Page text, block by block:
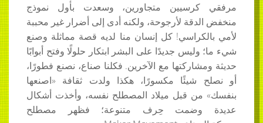
مرفقي كرسيين متجاورين، وسعدت بأول نموذج
منخفض الدقة لأرجوحة، ولكنه أدى إلى أضرار غير محببة
لأمي بالكراسي! كل إنسان منا لديه قصة مماثلة وصنع
شيء ما؛ وليس جديدًا على البشر ابتكار حلولًا وفتح أبوابًا
حديثة ومشاركتها مع الآخرين. فكلنا صناع، نصنع فطورًا،
أو نصلح شيئًا مكسورًا، هكذا ولدت ثقافة «اصنعها
بنفسك» من قبل ميلاد المصطلح نفسه، وأخذت أشكال
عديدة وضمت حِرف متنوعة؛ فظهر مصطلح